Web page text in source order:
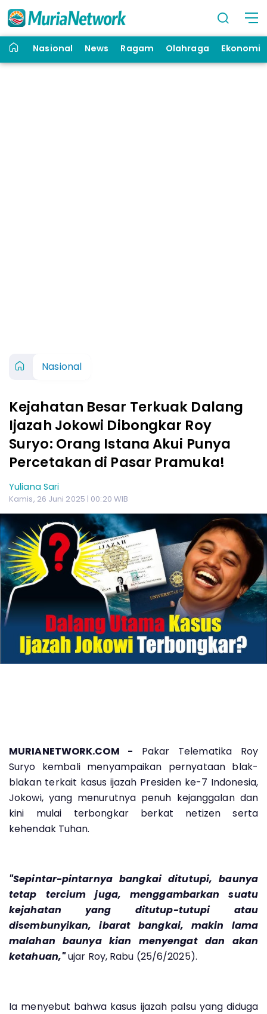
Nasional News Ragam Olahraga Ekonomi
Nasional
Kejahatan Besar Terkuak Dalang
Ijazah Jokowi Dibongkar Roy
Suryo: Orang Istana Akui Punya
Percetakan di Pasar Pramuka!
Yuliana Sari
Kamis, 26 Juni 2025 | 00:20 WIB
MURIANETWORK.COM - Pakar Telematika Roy
Suryo kembali menyampaikan pernyataan blak-
blakan terkait kasus ijazah Presiden ke-7 Indonesia,
Jokowi, yang menurutnya penuh kejanggalan dan
kini mulai terbongkar berkat netizen serta
kehendak Tuhan.
"Sepintar-pintarnya bangkai ditutupi, baunya
tetap tercium juga, menggambarkan suatu
kejahatan yang ditutup-tutupi atau
disembunyikan, ibarat bangkai, makin lama
malahan baunya kian menyengat dan akan
ketahuan,"ujar Roy, Rabu (25/6/2025).
Ia menyebut bahwa kasus ijazah palsu yang diduga